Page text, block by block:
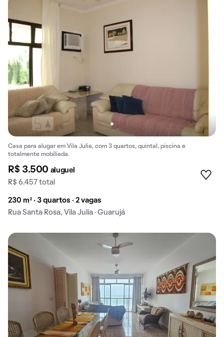
Casa para alugar em Vila Julia, com 3 quartos, quintal, piscina e
totalmente mobiliada.
R$ 3.500 aluguel
R$ 6.457 total
230 m² · 3 quartos · 2 vagas
Rua Santa Rosa, Vila Julia · Guarujá